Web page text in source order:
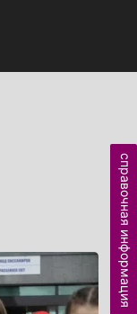
справочная информация